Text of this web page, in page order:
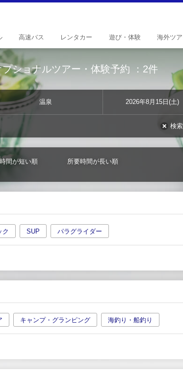
高速バス レンタ カー 遊び・ 体験 海外ツ
ショナルツアー・体験予約 ：2件
温泉 2026年8月15日(土)
検
間が短い順 所要時間が長い順
ク SUP パラグライダー
キャンプ・グランピング 海釣り・船釣り